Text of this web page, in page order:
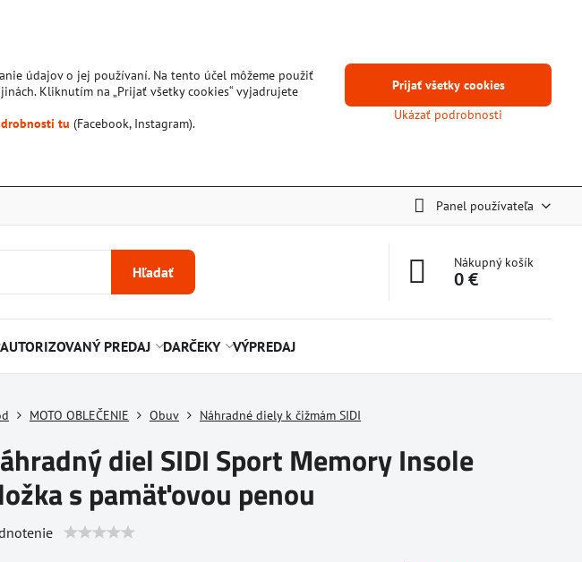
Panel používateľa
Hľadať
Nákupný košík
0 €
AUTORIZOVANÝ PREDAJ DARČEKY VÝPREDAJ
MOTO OBLEČENIE Obuv Náhradné diely k čižmám SIDI
diel SIDI Sport Memory Insole
s pamäťovou penou
údajov o jej používaní. Na tento účel môžeme použiť
Kliknutím na „Prijať všetky cookies“ vyjadrujete
tu (Facebook, Instagram).
Ukázať podrobnosti
Prijať všetky cookies